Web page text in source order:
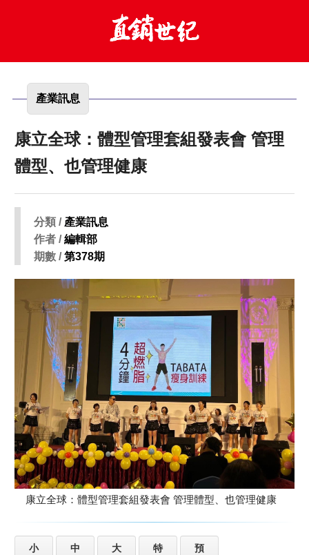
產業訊息
康立全球：體型管理套組發表會 管理
體型、也管理健康
分類 / 產業訊息
作者 /編輯部
期數 /第378期
康立全球：體型管理套組發表會 管理體型、也管理健康
小 中 大 特 預